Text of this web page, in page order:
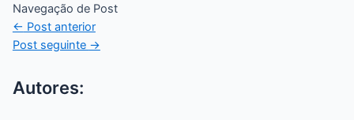
Navegação de Post
← Post anterior
Post seguinte →
Autores: